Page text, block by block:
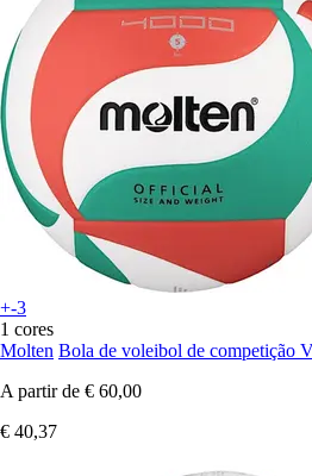
+-3
1 cores
Molten Bola de voleibol de competição
A partir de € 60,00
€ 40,37